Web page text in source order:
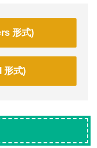
形式)
形式)